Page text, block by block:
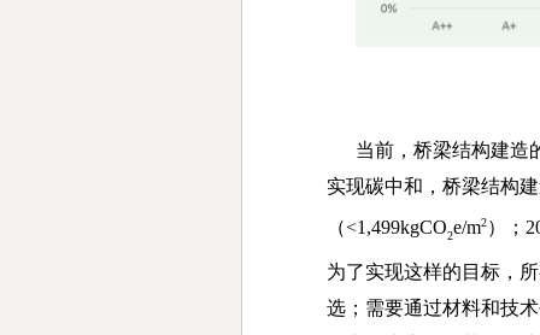
当前，桥梁结构建造
实现碳中和，桥梁结构
（<1,499kgCO2e/m2）；
为了实现这样的目标，
选；需要通过材料和技